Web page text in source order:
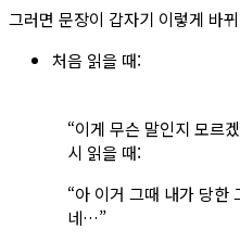
그러면 문장이 갑자기 이렇게 바
처음 읽을 때:
“이게 무슨 말인지 모르
시 읽을 때:
“아 이거 그때 내가 당한
네…”